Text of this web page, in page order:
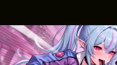
决战僵尸舞娘